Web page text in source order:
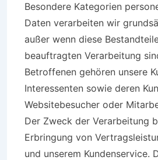
Besondere Kategorien
Daten verarbeiten wir
außer wenn diese
beauftragten Verarbeitung
Betroffenen gehören unsere
Interessenten sowie deren
Websitebesucher oder
Der Zweck der Verarbeitung
Erbringung von
und unserem Kundenservice.